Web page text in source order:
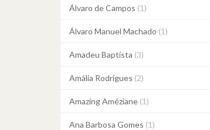
Álvaro de Campos (1)
Álvaro Manuel Machado (1)
Amadeu Baptista (3)
Amália Rodrigues (2)
Amazing Améziane (1)
Ana Barbosa Gomes (1)